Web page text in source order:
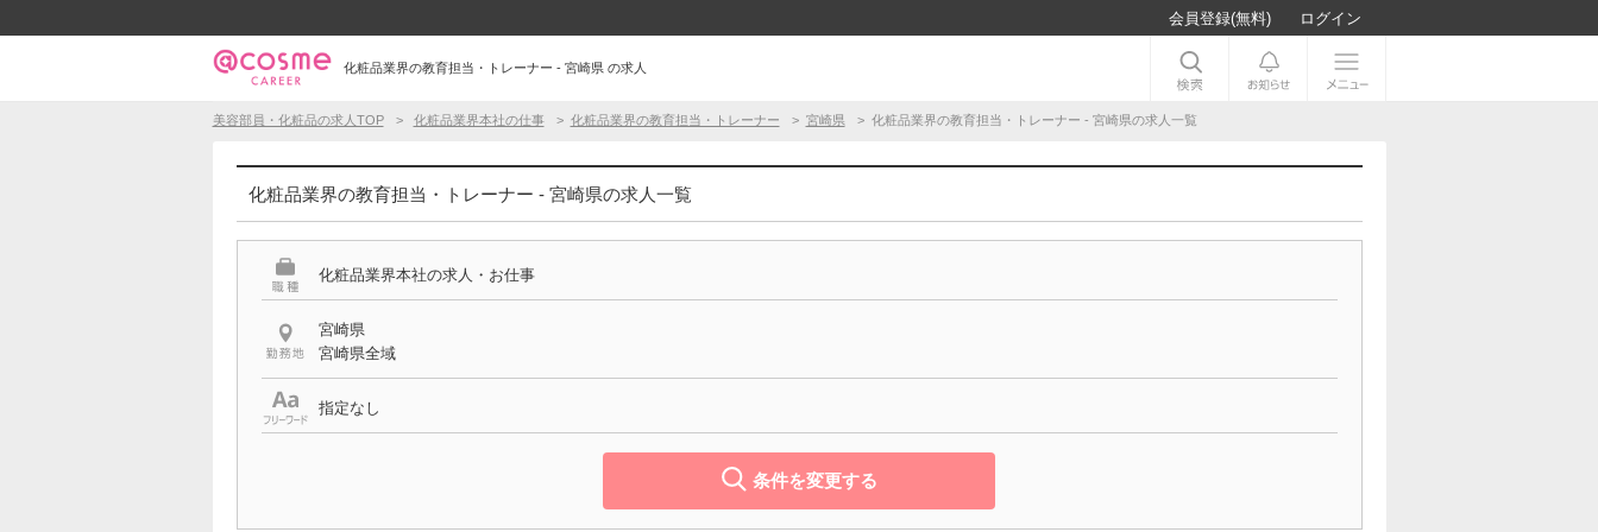
会員登録(無料) ログイン
化粧品業界の教育担当・トレーナー - 宮崎県 の求人
美容部員・化粧品の求人TOP 化粧品業界本社の仕事 化粧品業界の教育担当・トレーナー 宮崎県 化粧品業界の教育担当・トレーナー - 宮崎県の求人一覧
化粧品業界の教育担当・トレーナー - 宮崎県の求人一覧
化粧品業界本社の求人・お仕事
宮崎県
宮崎県全域
指定なし
条件を変更する